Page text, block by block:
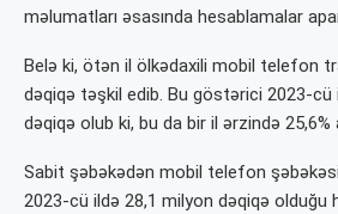
məlumatları əsasında hesablamalar
Belə ki, ötən il ölkədaxili mobil telefon
dəqiqə təşkil edib. Bu göstərici 2023-cü
dəqiqə olub ki, bu da bir il ərzində
Sabit şəbəkədən mobil telefon
2023-cü ildə 28,1 milyon dəqiqə olduğu